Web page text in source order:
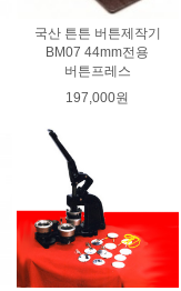
국산 튼튼 버튼제작기
BM07 44mm전용
버튼프레스
197,000원